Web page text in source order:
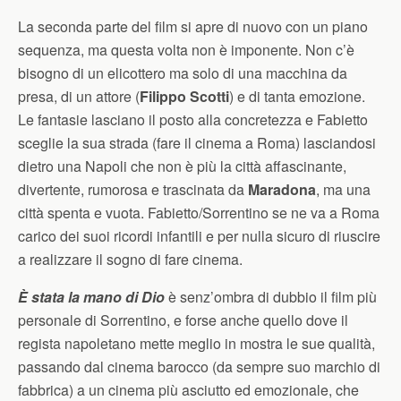
La seconda parte del film si apre di nuovo con un piano
sequenza, ma questa volta non è imponente. Non c’è
bisogno di un elicottero ma solo di una macchina da
presa, di un attore (Filippo Scotti) e di tanta emozione.
Le fantasie lasciano il posto alla concretezza e Fabietto
sceglie la sua strada (fare il cinema a Roma) lasciandosi
dietro una Napoli che non è più la città affascinante,
divertente, rumorosa e trascinata da Maradona, ma una
città spenta e vuota. Fabietto/Sorrentino se ne va a Roma
carico dei suoi ricordi infantili e per nulla sicuro di riuscire
a realizzare il sogno di fare cinema.
È stata la mano di Dioè senz’ombra di dubbio il film più
personale di Sorrentino, e forse anche quello dove il
regista napoletano mette meglio in mostra le sue qualità,
passando dal cinema barocco (da sempre suo marchio di
fabbrica) a un cinema più asciutto ed emozionale, che